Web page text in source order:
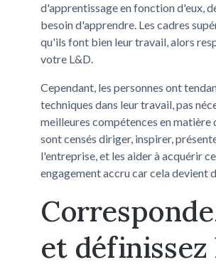
d'apprentissage en fonction d'eux,
besoin d'apprendre. Les cadres
qu'ils font bien leur travail, alors
votre L&D.
Cependant, les personnes ont
techniques dans leur travail, pas
meilleures compétences en matière
sont censés diriger, inspirer,
l'entreprise, et les aider à acquérir
engagement accru car cela devient
et